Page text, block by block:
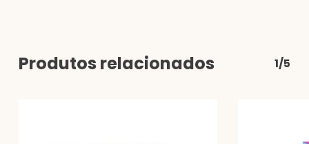
Produtos relacionados 1/5